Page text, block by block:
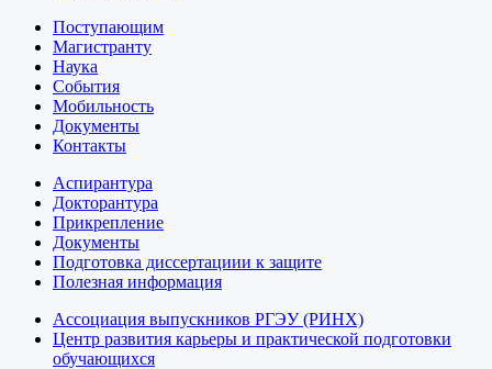
Поступающим
Магистранту
Наука
События
Мобильность
Документы
Контакты
Аспирантура
Докторантура
Прикрепление
Документы
Подготовка диссертациии к защите
Полезная информация
Ассоциация выпускников РГЭУ (РИНХ)
Центр развития карьеры и практической подготовки
обучающихся